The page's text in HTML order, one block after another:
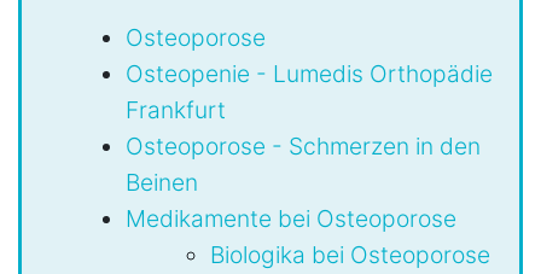
Osteoporose
Osteopenie - Lumedis Orthopädie
Frankfurt
Osteoporose - Schmerzen in den
Beinen
Medikamente bei Osteoporose
Biologika bei Osteoporose